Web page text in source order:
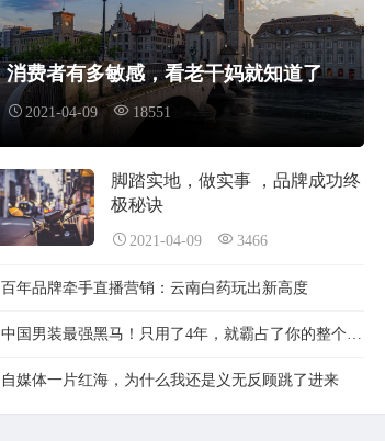
消费者有多敏感，看老干妈就知道了
2021-04-09 18551
脚踏实地，做实事 ，品牌成功终
极秘诀
2021-04-09 3466
百年品牌牵手直播营销：云南白药玩出新高度
中国男装最强黑马！只用了4年，就霸占了你的整个大学
自媒体一片红海，为什么我还是义无反顾跳了进来